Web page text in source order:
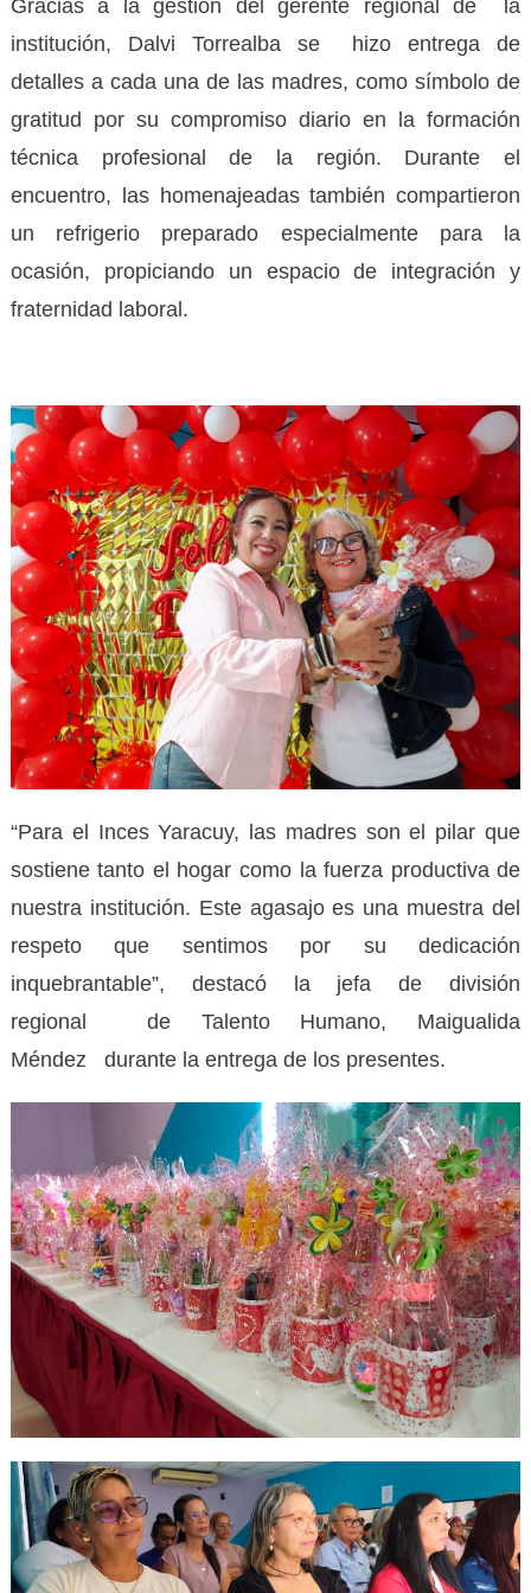
Gracias a la gestión del gerente regional de la
institución, Dalvi Torrealba se hizo entrega de
detalles a cada una de las madres, como símbolo de
gratitud por su compromiso diario en la formación
técnica profesional de la región. Durante el
encuentro, las homenajeadas también compartieron
un refrigerio preparado especialmente para la
ocasión, propiciando un espacio de integración y
fraternidad laboral.
“Para el Inces Yaracuy, las madres son el pilar que
sostiene tanto el hogar como la fuerza productiva de
nuestra institución. Este agasajo es una muestra del
respeto que sentimos por su dedicación
inquebrantable”, destacó la jefa de división
regional de Talento Humano, Maigualida
Méndez durante la entrega de los presentes.